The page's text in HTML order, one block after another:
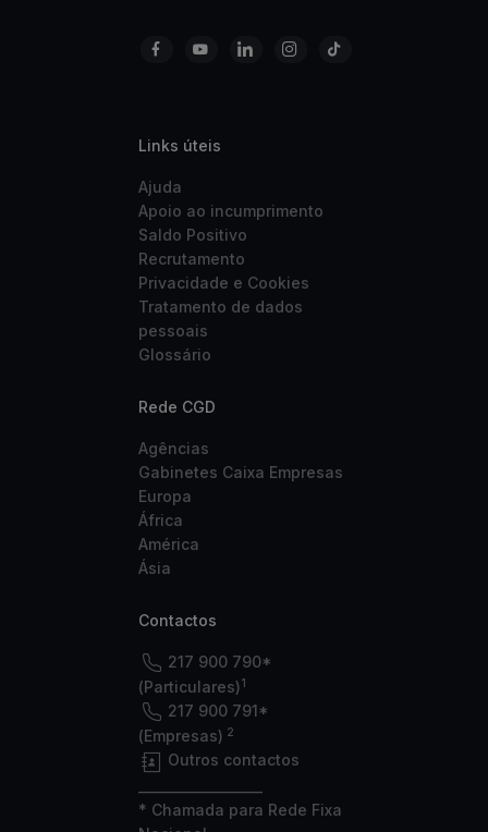
Links úteis
Ajuda
Apoio ao incumprimento
Saldo Positivo
Recrutamento
Privacidade e Cookies
Tratamento de dados
pessoais
Glossário
Rede CGD
Agências
Gabinetes Caixa Empresas
Europa
África
América
Ásia
Contactos
217 900 790*
(Particulares)1
217 900 791*
(Empresas) 2
Outros contactos
* Chamada para Rede Fixa